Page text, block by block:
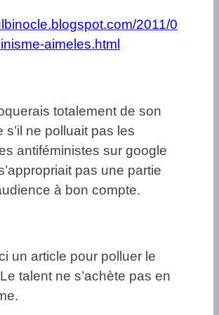
2011/0
aimeles.html
totalement de son
s’il ne polluait pas les
antiféministes sur google
pas une partie
à bon compte.
un article pour polluer le
talent ne s’achète pas en